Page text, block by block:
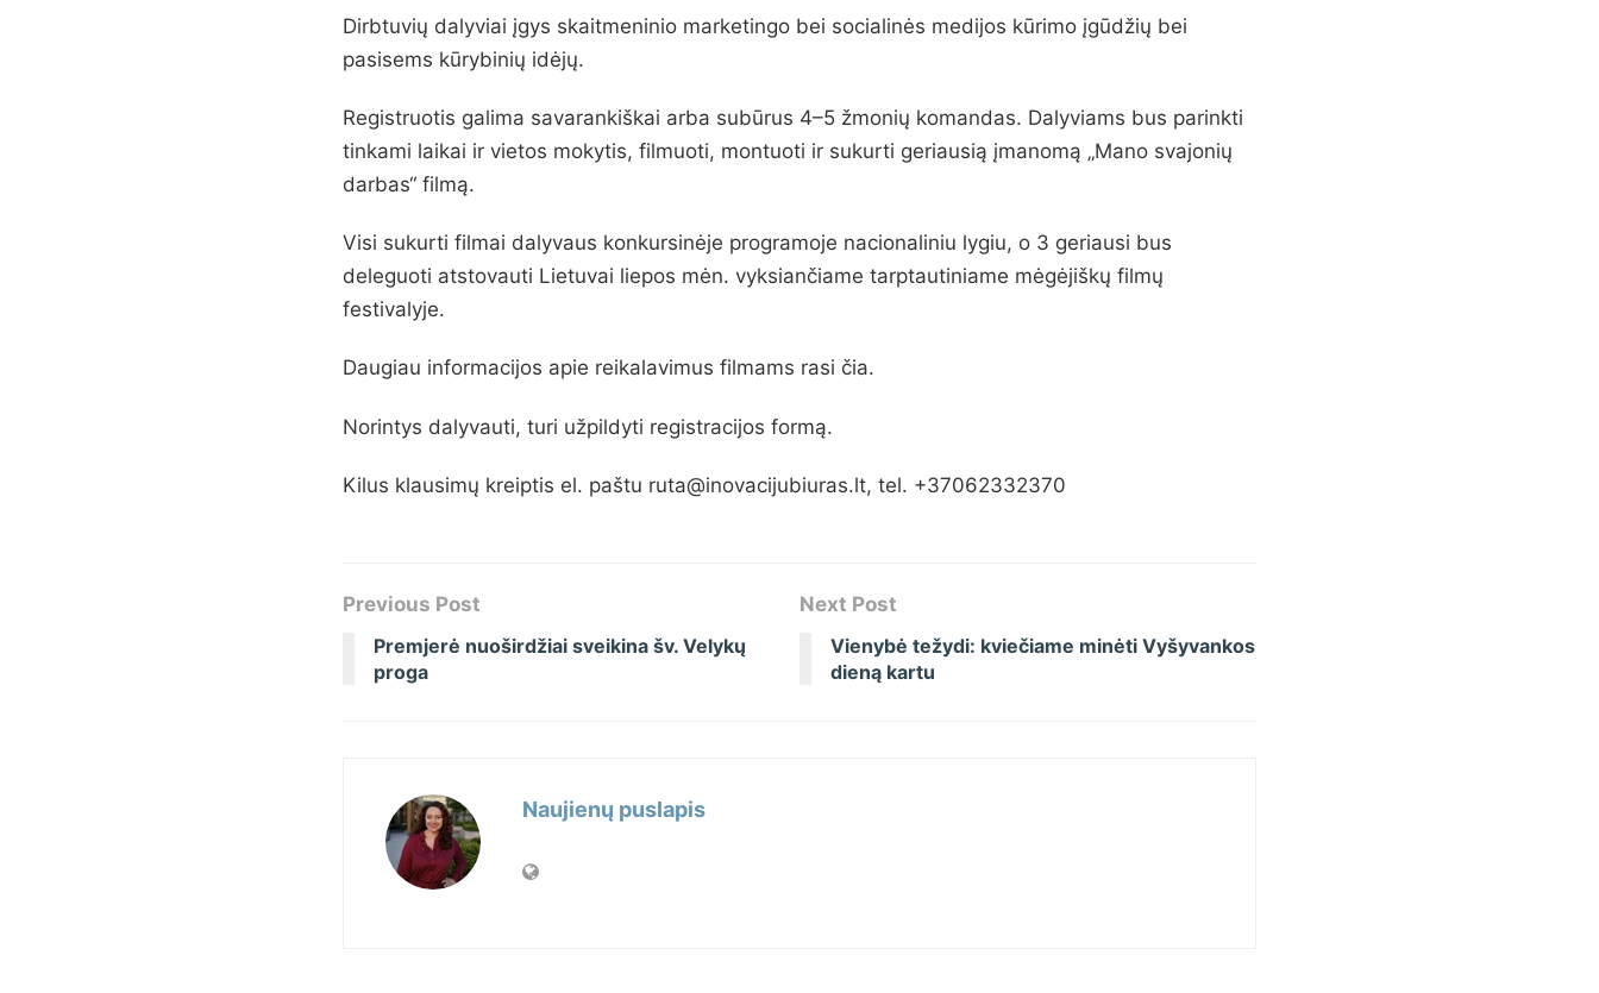
Dirbtuvių dalyviai įgys skaitmeninio marketingo bei socialinės medijos kūrimo įgūdžių bei
pasisems kūrybinių idėjų.
Registruotis galima savarankiškai arba subūrus 4–5 žmonių komandas. Dalyviams bus parinkti
tinkami laikai ir vietos mokytis, filmuoti, montuoti ir sukurti geriausią įmanomą „Mano svajonių
darbas“ filmą.
Visi sukurti filmai dalyvaus konkursinėje programoje nacionaliniu lygiu, o 3 geriausi bus
deleguoti atstovauti Lietuvai liepos mėn. vyksiančiame tarptautiniame mėgėjiškų filmų
festivalyje.
Daugiau informacijos apie reikalavimus filmams rasi čia.
Norintys dalyvauti, turi užpildyti registracijos formą.
Kilus klausimų kreiptis el. paštu ruta@inovacijubiuras.lt, tel. +37062332370
Previous Post
Premjerė nuoširdžiai sveikina šv. Velykų
proga
Next Post
Vienybė težydi: kviečiame minėti Vyšyvankos
dieną kartu
Naujienų puslapis